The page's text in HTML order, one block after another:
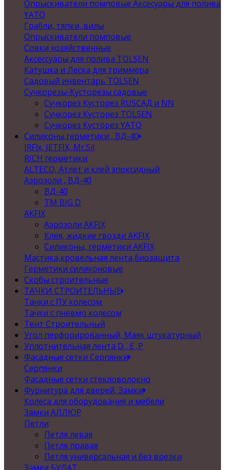
Опрыскиватели помповые Аксесуары для полива
YATO
Грабли, тяпки, вилы
Опрыскиватели помповые
Совки хозяйственные
Аксессуары для полива TOLSEN
Катушка и Леска для триммера
Садовый инвентарь TOLSEN
Сучкорезы-Кусторезы садовые
Сучкорез Кусторез RUSСАД и NN
Сучкорез Кусторез TOLSEN
Сучкорез Кусторез YATO
Силиконы,герметики , ВД-40
IRFix, JETFIX, Mr.Sil
RICH герметики
ALTECO, Атлет и клей эпоксидный
Аэрозоли , ВД-40
ВД-40
TM BIG D
AKFIX
Аэрозоли AKFIX
Клея, жидкие гвозди AKFIX
Силиконы, герметики AKFIX
Мастика,кровельная лента,биозащита
Герметики силиконовые
Скобы строительные
ТАЧКИ СТРОИТЕЛЬНЫЕ
Тачки с ПУ колесом
Тачки с пневмо колесом
Тент Строительный
Угол перфорированный, Маяк штукатурный
Уплотнительная лента D , Е ,P
Фасадные сетки Серпянки
Серпянки
Фасадные сетки стекловолокно
Фурнитура для дверей, Замки
Колеса для оборудования и мебели
Замки АЛЛЮР
Петли
Петля левая
Петля правая
Петля универсальная и без врезки
Замки БУЛАТ